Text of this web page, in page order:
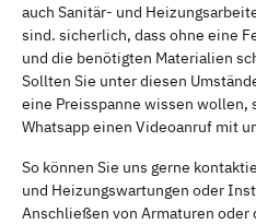
auch Sanitär- und
sind. sicherlich, dass ohne eine
und die benötigten Materialien
Sollten Sie unter diesen
eine Preisspanne wissen wollen,
Whatsapp einen Videoanruf mit
So können Sie uns gerne
und Heizungswartungen oder
Anschließen von Armaturen oder